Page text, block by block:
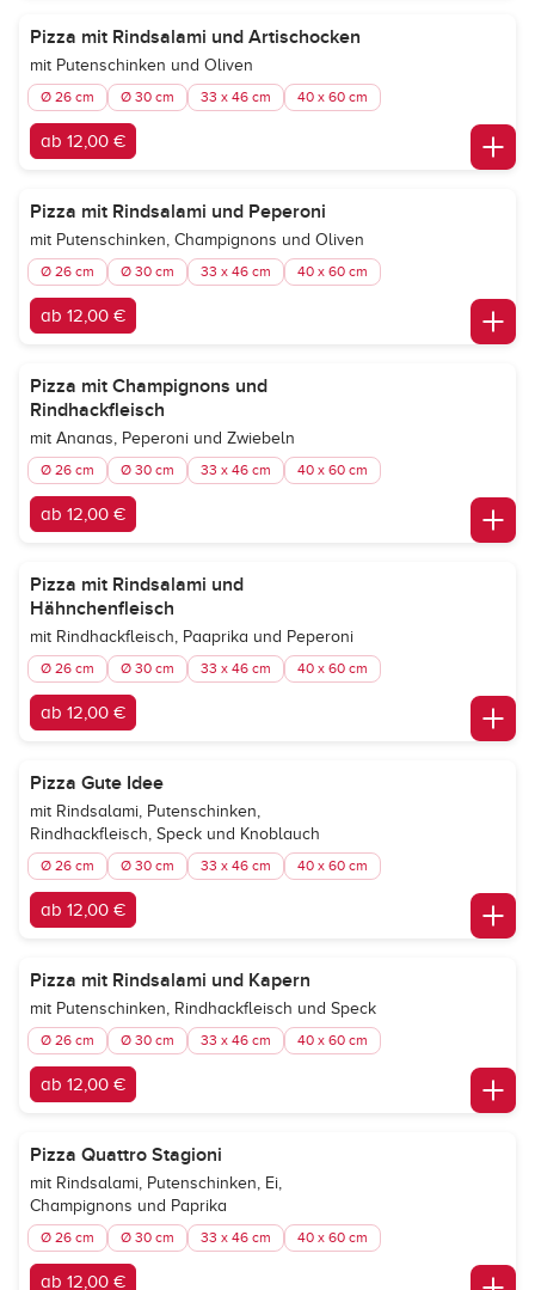
Pizza mit Rindsalami und Artischocken
mit Putenschinken und Oliven
Ø 26 cm Ø 30 cm 33 x 46 cm 40 x 60 cm
ab 12,00 €
Pizza mit Rindsalami und Peperoni
mit Putenschinken, Champignons und Oliven
Ø 26 cm Ø 30 cm 33 x 46 cm 40 x 60 cm
ab 12,00 €
Pizza mit Champignons und
Rindhackfleisch
mit Ananas, Peperoni und Zwiebeln
Ø 26 cm Ø 30 cm 33 x 46 cm 40 x 60 cm
ab 12,00 €
Pizza mit Rindsalami und
Hähnchenfleisch
mit Rindhackfleisch, Paaprika und Peperoni
Ø 26 cm Ø 30 cm 33 x 46 cm 40 x 60 cm
ab 12,00 €
Pizza Gute Idee
mit Rindsalami, Putenschinken,
Rindhackfleisch, Speck und Knoblauch
Ø 26 cm Ø 30 cm 33 x 46 cm 40 x 60 cm
ab 12,00 €
Pizza mit Rindsalami und Kapern
mit Putenschinken, Rindhackfleisch und Speck
Ø 26 cm Ø 30 cm 33 x 46 cm 40 x 60 cm
ab 12,00 €
Pizza Quattro Stagioni
mit Rindsalami, Putenschinken, Ei,
Champignons und Paprika
Ø 26 cm Ø 30 cm 33 x 46 cm 40 x 60 cm
ab 12,00 €